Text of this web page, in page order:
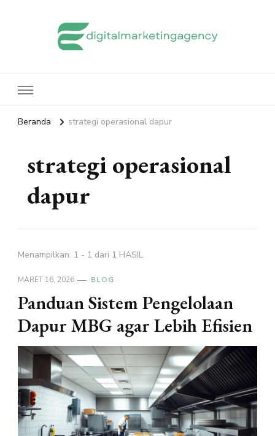
Beranda strategi operasional dapur
strategi operasional
dapur
Menampilkan: 1 - 1 dari 1 HASIL
MARET 16, 2026 BLOG
Panduan Sistem Pengelolaan
Dapur MBG agar Lebih Efisien